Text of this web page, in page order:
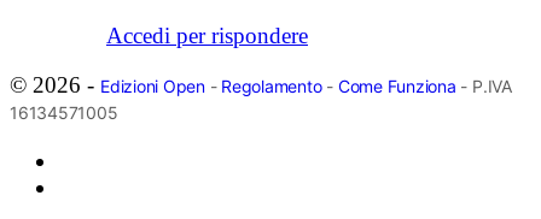
Accedi per rispondere
© 2026 - Edizioni Open- Regolamento- Come Funziona - P.IVA
16134571005